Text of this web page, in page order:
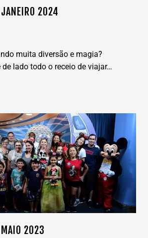
JANEIRO 2024
muita diversão e magia?
de lado todo o receio de viajar…
MAIO 2023